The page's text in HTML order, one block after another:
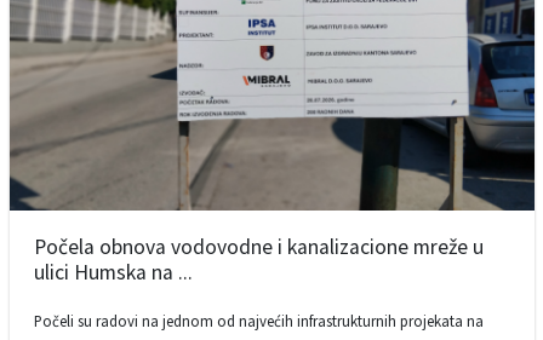
Počela obnova vodovodne i kanalizacione mreže u
ulici Humska na ...
Počeli su radovi na jednom od najvećih infrastrukturnih projekata na